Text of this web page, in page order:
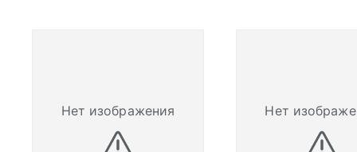
Нет изображения Нет